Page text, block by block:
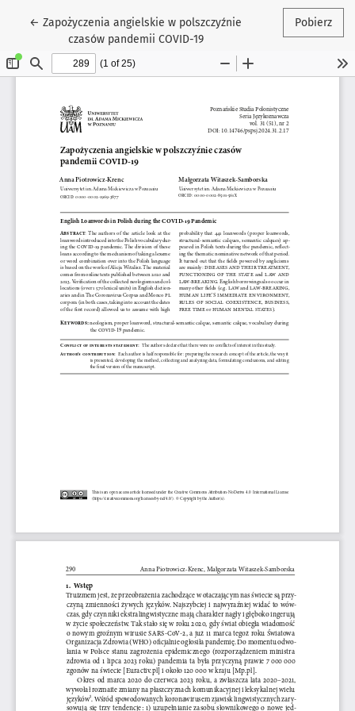
←Wróć do szczegółów artykułu
Zapożyczenia angielskie w polszczyźnie
czasów pandemii COVID-19
Pobierz